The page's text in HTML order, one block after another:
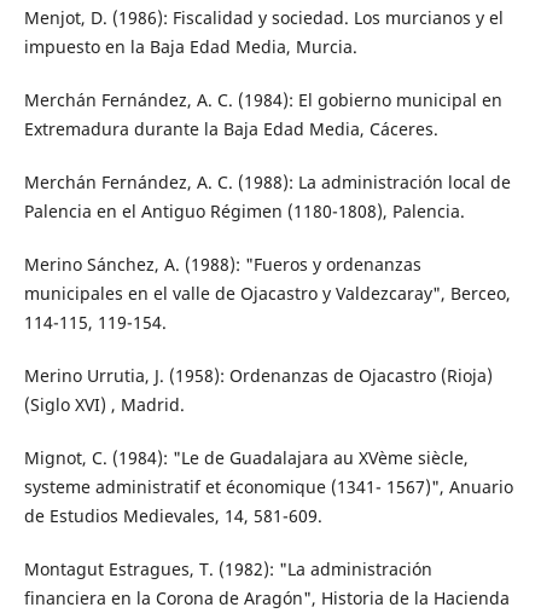
Menjot, D. (1986): Fiscalidad y sociedad. Los murcianos y el
impuesto en la Baja Edad Media, Murcia.
Merchán Fernández, A. C. (1984): El gobierno municipal en
Extremadura durante la Baja Edad Media, Cáceres.
Merchán Fernández, A. C. (1988): La administración local de
Palencia en el Antiguo Régimen (1180-1808), Palencia.
Merino Sánchez, A. (1988): "Fueros y ordenanzas
municipales en el valle de Ojacastro y Valdezcaray", Berceo,
114-115, 119-154.
Merino Urrutia, J. (1958): Ordenanzas de Ojacastro (Rioja)
(Siglo XVI) , Madrid.
Mignot, C. (1984): "Le de Guadalajara au XVème siècle,
systeme administratif et économique (1341- 1567)", Anuario
de Estudios Medievales, 14, 581-609.
Montagut Estragues, T. (1982): "La administración
financiera en la Corona de Aragón", Historia de la Hacienda